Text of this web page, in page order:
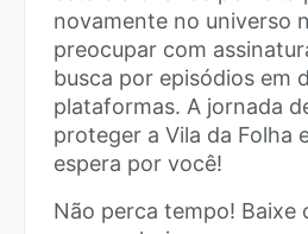
novamente no universo
preocupar com
busca por episódios em
plataformas. A jornada
proteger a Vila da Folha
espera por você!
Não perca tempo! Baixe